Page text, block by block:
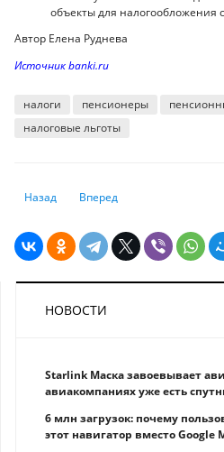
объекты для налогообложения
Автор Елена Руднева
Источник banki.ru
налоги пенсионеры
налоговые льготы
Предыдущий: Какие типы цифровых
Назад Следующий: Как и зачем?
Вперед
НОВОСТИ
Starlink Маска завоевывает
авиакомпаниях уже есть
6 млн загрузок: почему
этот навигатор вместо Google